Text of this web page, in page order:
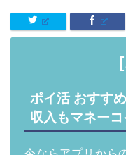
ポイ活 おすす
収入もマネーコ